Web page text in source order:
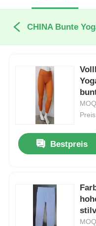
CHINA Bunte
Bestpreis